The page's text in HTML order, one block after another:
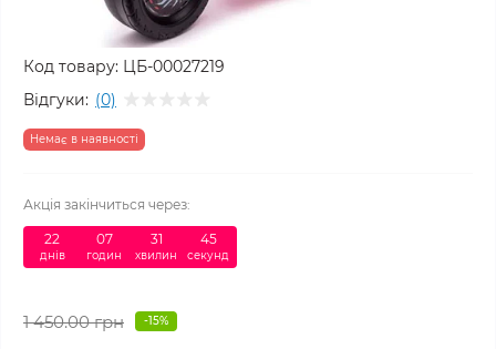
Код товару: ЦБ-00027219
Відгуки: (0)
Немає в наявності
Акція закінчиться через:
22
днів
07
годин
31
хвилин
44
секунд
1 450.00 грн -15%